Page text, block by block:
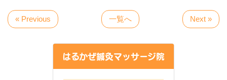
« Previous 一覧へ Next »
はるかぜ鍼灸マッサージ院